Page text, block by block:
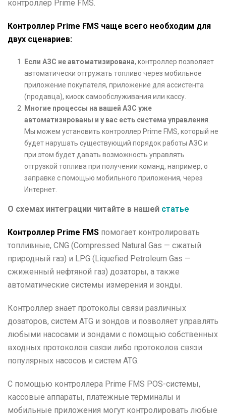
контроллер Prime FMS.
Контроллер Prime FMS чаще всего необходим для
двух сценариев:
Если АЗС не автоматизирована, контроллер позволяет
автоматически отгружать топливо через мобильное
приложение покупателя, приложение для ассистента
(продавца), киоск самообслуживания или кассу.
Многие процессы на вашей АЗС уже
автоматизированы и у вас есть система управления.
Мы можем установить контроллер Prime FMS, который не
будет нарушать существующий порядок работы АЗС и
при этом будет давать возможность управлять
отгрузкой топлива при получении команд, например, о
заправке с помощью мобильного приложения, через
Интернет.
О схемах интеграции читайте в нашей статье
Контроллер Prime FMS помогает контролировать
топливные, CNG (Compressed Natural Gas — сжатый
природный газ) и LPG (Liquefied Petroleum Gas —
сжиженный нефтяной газ) дозаторы, а также
автоматические системы измерения и зонды.
Контроллер знает протоколы связи различных
дозаторов, систем ATG и зондов и позволяет управлять
любыми насосами и зондами с помощью собственных
входных протоколов связи либо протоколов связи
популярных насосов и систем ATG.
С помощью контроллера Prime FMS POS-системы,
кассовые аппараты, платежные терминалы и
мобильные приложения могут контролировать любые